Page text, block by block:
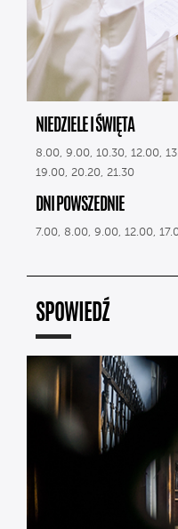
NIEDZIELE I ŚWIĘTA
8.00, 9.00, 10.30, 12.00,
19.00, 20.20, 21.30
DNI POWSZEDNIE
7.00, 8.00, 9.00, 12.00,
SPOWIEDŹ